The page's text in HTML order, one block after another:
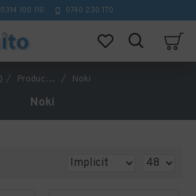
0314 100 110 0740 230 170
Producător Noki
Noki